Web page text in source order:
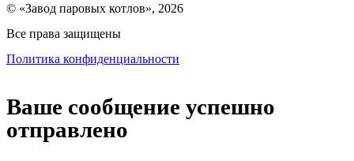
© «Завод паровых котлов», 2026
Все права защищены
Политика конфиденциальности
Ваше сообщение успешно
отправлено